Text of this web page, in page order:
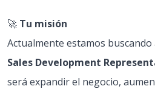
🚀 Tu misión
Actualmente estamos
Sales Development
será expandir el negocio,